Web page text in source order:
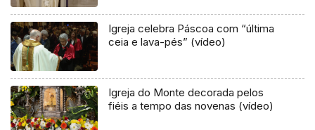
Igreja celebra Páscoa com “última
ceia e lava-pés” (vídeo)
Igreja do Monte decorada pelos
fiéis a tempo das novenas (vídeo)